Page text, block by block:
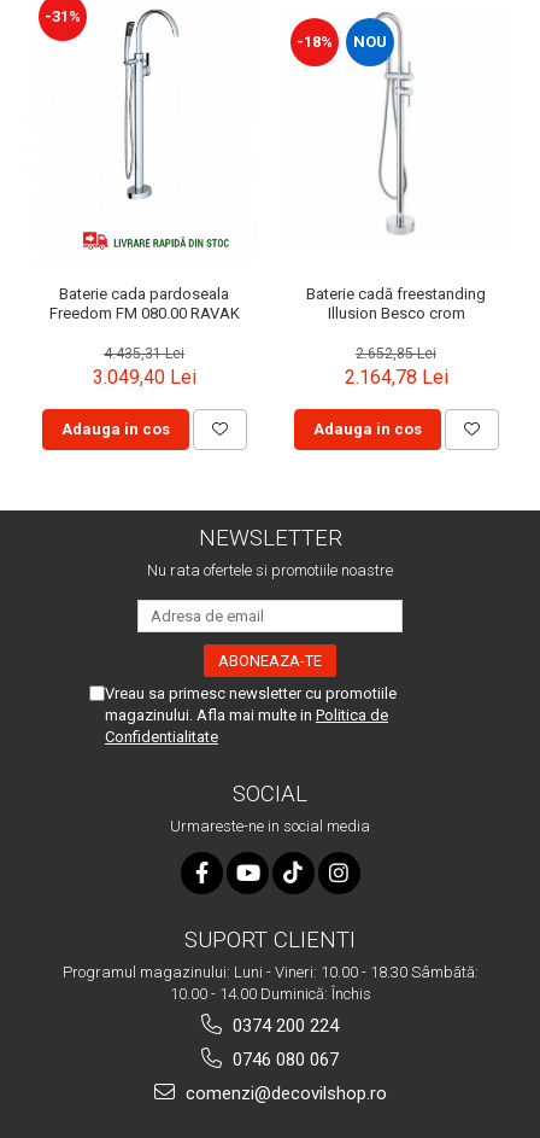
-31%
Baterie cada pardoseala
Freedom FM 080.00 RAVAK
4.435,31 Lei
3.049,40 Lei
Adauga in cos
-18% NOU
Baterie cadă freestanding
Illusion Besco crom
2.652,85 Lei
2.164,78 Lei
Adauga in cos
NEWSLETTER
Nu rata ofertele si promotiile noastre
Vreau sa primesc newsletter cu promotiile
magazinului. Afla mai multe in Politica de
Confidentialitate
SOCIAL
Urmareste-ne in social media
SUPORT CLIENTI
Programul magazinului: Luni - Vineri: 10.00 - 18.30 Sâmbătă:
10.00 - 14.00 Duminică: Închis
0374 200 224
0746 080 067
comenzi@decovilshop.ro